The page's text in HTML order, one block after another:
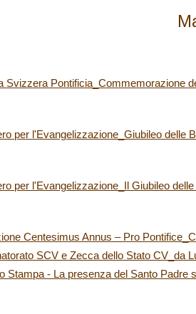
Svizzera Pontificia_Commemorazione
per l'Evangelizzazione_Giubileo delle
per l'Evangelizzazione_Il Giubileo
Centesimus Annus – Pro
SCV e Zecca dello Stato CV_da
Stampa - La presenza del Santo Padre